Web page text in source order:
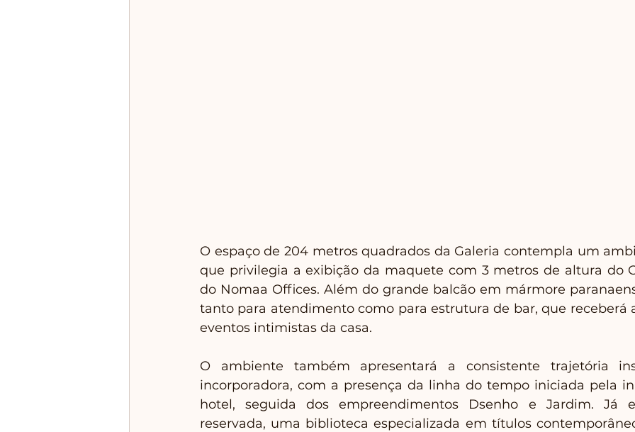
O espaço de 204 metros quadrados da Galeria contempla um
que privilegia a exibição da maquete com 3 metros de altura do
do Nomaa Offices. Além do grande balcão em mármore
tanto para atendimento como para estrutura de bar, que receberá
eventos intimistas da casa.
O ambiente também apresentará a consistente trajetória
incorporadora, com a presença da linha do tempo iniciada pela
hotel, seguida dos empreendimentos Dsenho e Jardim. Já
reservada, uma biblioteca especializada em títulos